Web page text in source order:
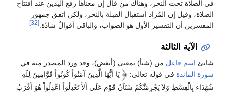
في الصلاة تحت النحر، وهناك من قال إن معناها رفع اليدين عند افتتاح
الصلاة، وقيل إن المُراد استقبال القبلة بالنحر، ولكن اتفق جمهور
المفسرين أن التفسير الأول هو الصواب، والباقي أقوالٌ شاذّة. [32]
الآية الثالثة
شانئ اسم فاعل من (شنأ) بمعنى (أبغض)، وقد ورد المصدر منه في
سورة المائدة في قوله تعالى:
يَا أَيُّهَا الَّذِينَ آمَنُواْ كُونُواْ قَوَّامِينَ لِلّهِ
شُهَدَاء بِالْقِسْطِ وَلاَ يَجْرِمَنَّكُمْ شَنَآنُ قَوْمٍ عَلَى أَلاَّ تَعْدِلُواْ اعْدِلُواْ هُوَ أَقْرَبُ